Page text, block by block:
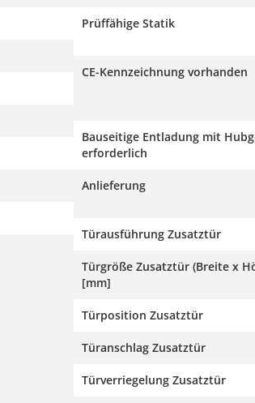
Prüffähige Statik
CE-Kennzeichnung vorhanden
Bauseitige Entladung mit
erforderlich
Anlieferung
Türausführung Zusatztür
Türgröße Zusatztür (Breite x
[mm]
Türposition Zusatztür
Türanschlag Zusatztür
Türverriegelung Zusatztür